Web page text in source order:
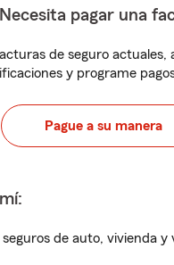
pagar una
de seguro actuales,
y programe
Pague a su manera
de auto, vivienda y